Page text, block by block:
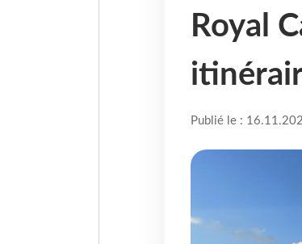
Royal
Publié le :